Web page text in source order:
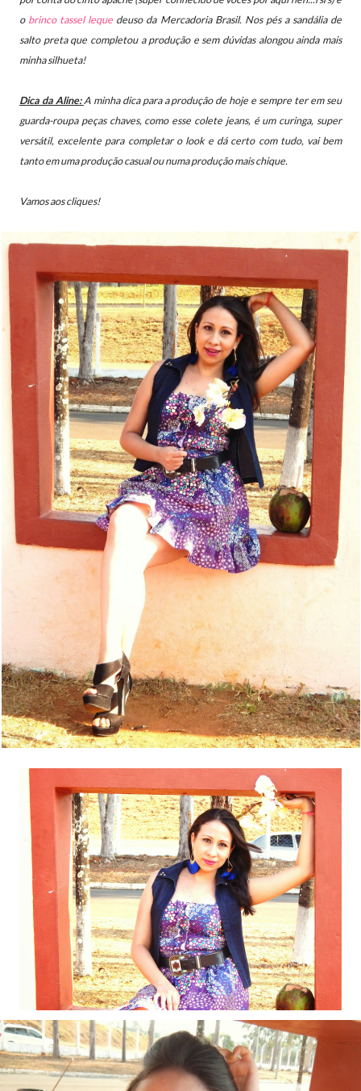
o brinco tassel leque deuso da Mercadoria Brasil. Nos pés a sandália de
salto preta que completou a produção e sem dúvidas alongou ainda mais
minha silhueta!
Dica da Aline:A minha dica para a produção de hoje e sempre ter em seu
guarda-roupa peças chaves, como esse colete jeans, é um curinga, super
versátil, excelente para completar o look e dá certo com tudo, vai bem
tanto em uma produção casual ou numa produção mais chique.
Vamos aos cliques!